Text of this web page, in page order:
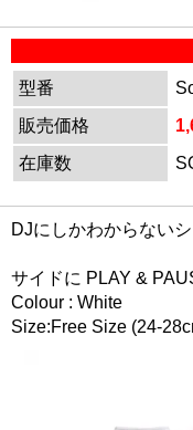
型番
販売価格
在庫数
DJにしかわからない
サイドに PLAY &
Colour : White
Size:Free Size (24-